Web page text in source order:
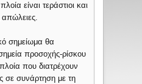
είναι τεράστιοι και
σημείωμα θα
προσοχής-ρίσκου
που διατρέχουν
σε συνάρτηση με τη